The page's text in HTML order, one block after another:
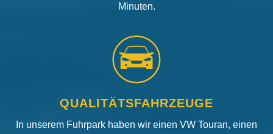
Minuten.
QUALITÄTSFAHRZEUGE
In unserem Fuhrpark haben wir einen VW Touran, einen